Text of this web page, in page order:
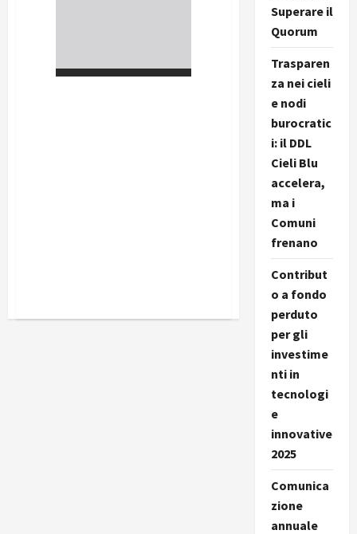
Superare il
Quorum
Trasparen
za nei cieli
e nodi
burocratic
i: il DDL
Cieli Blu
accelera,
ma i
Comuni
frenano
Contribut
o a fondo
perduto
per gli
investime
nti in
tecnologi
e
innovative
2025
Comunica
zione
annuale